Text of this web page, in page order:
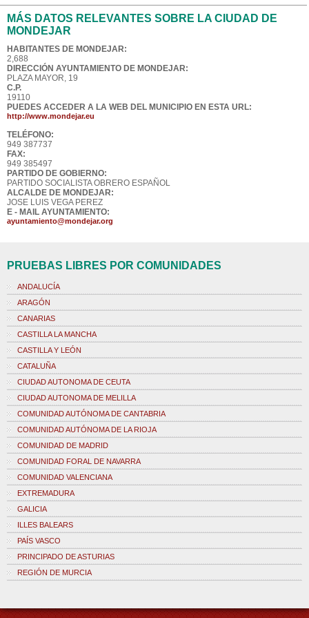
MÁS DATOS RELEVANTES SOBRE LA CIUDAD DE
MONDEJAR
HABITANTES DE MONDEJAR:
2,688
DIRECCIÓN AYUNTAMIENTO DE MONDEJAR:
PLAZA MAYOR, 19
C.P.
19110
PUEDES ACCEDER A LA WEB DEL MUNICIPIO EN ESTA URL:
http://www.mondejar.eu
TELÉFONO:
949 387737
FAX:
949 385497
PARTIDO DE GOBIERNO:
PARTIDO SOCIALISTA OBRERO ESPAÑOL
ALCALDE DE MONDEJAR:
JOSE LUIS VEGA PEREZ
E - MAIL AYUNTAMIENTO:
ayuntamiento@mondejar.org
PRUEBAS LIBRES POR COMUNIDADES
ANDALUCÍA
ARAGÓN
CANARIAS
CASTILLA LA MANCHA
CASTILLA Y LEÓN
CATALUÑA
CIUDAD AUTONOMA DE CEUTA
CIUDAD AUTONOMA DE MELILLA
COMUNIDAD AUTÓNOMA DE CANTABRIA
COMUNIDAD AUTÓNOMA DE LA RIOJA
COMUNIDAD DE MADRID
COMUNIDAD FORAL DE NAVARRA
COMUNIDAD VALENCIANA
EXTREMADURA
GALICIA
ILLES BALEARS
PAÍS VASCO
PRINCIPADO DE ASTURIAS
REGIÓN DE MURCIA